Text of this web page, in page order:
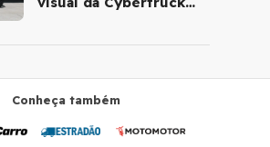
Conheça também